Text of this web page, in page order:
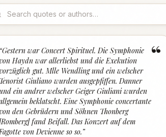
“
“Gestern war Concert Spirituel. Die Symphonie
Haydn war allerliebst und die Exekution
gut. Mlle Wendling und ein welscher
Tenorist Giuliano wurden ausgepfiffen. Danner
ein andrer welscher Geiger Giuliani wurden
beklatscht. Eine Symphonie concertante
den Gebrüdern und Söhnen Thonberg
fand Beifall. Das Konzert auf dem
von Devienne so so.”